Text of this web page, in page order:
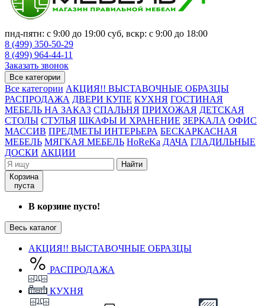
пнд-пятн: с 9:00 до 19:00 суб, вскр: с 9:00 до 18:00
8 (499) 350-50-29
8 (499) 964-44-11
Заказать звонок
Все категории
Все категории АКЦИЯ!! ВЫСТАВОЧНЫЕ ОБРАЗЦЫ
РАСПРОДАЖА ДВЕРИ КУПЕ КУХНЯ ГОСТИНАЯ
МЕБЕЛЬ НА ЗАКАЗ СПАЛЬНЯ ПРИХОЖАЯ ДЕТСКАЯ
СТОЛЫ СТУЛЬЯ ШКАФЫ И ХРАНЕНИЕ ЗЕРКАЛА ОФИС
МАССИВ ПРЕДМЕТЫ ИНТЕРЬЕРА БЕСКАРКАСНАЯ
МЕБЕЛЬ МЯГКАЯ МЕБЕЛЬ HoReKa ДАЧА ГЛАДИЛЬНЫЕ
ДОСКИ АКЦИИ
Найти
Корзина
пуста
В корзине пусто!
Весь каталог
АКЦИЯ!! ВЫСТАВОЧНЫЕ ОБРАЗЦЫ
РАСПРОДАЖА
КУХНЯ